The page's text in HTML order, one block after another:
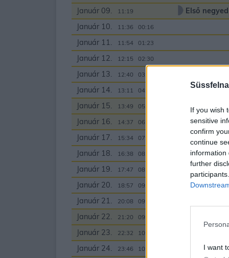
If you wish
sensitive
confirm
continue
information
further
I want
Január 09. 11:19
Első negyed
Január 10.
11:36 00:16
Január 11. 11:54 01:23
Január 12. 12:15 02:30
Január 13. 12:40 03:36
Január 14. 13:11 04:42
Január 15. 13:49 05:44
Január 16. 14:37 06:40
Január 17. 15:34 07:29
Telihold
Január 18.
16:38 08:09
Január 19. 17:47 08:41
Január 20. 18:57 09:07
Január 21. 20:08 09:29
Január 22. 21:20 09:48
Január 23. 22:32 10:06
Január 24. 23:46 10:25